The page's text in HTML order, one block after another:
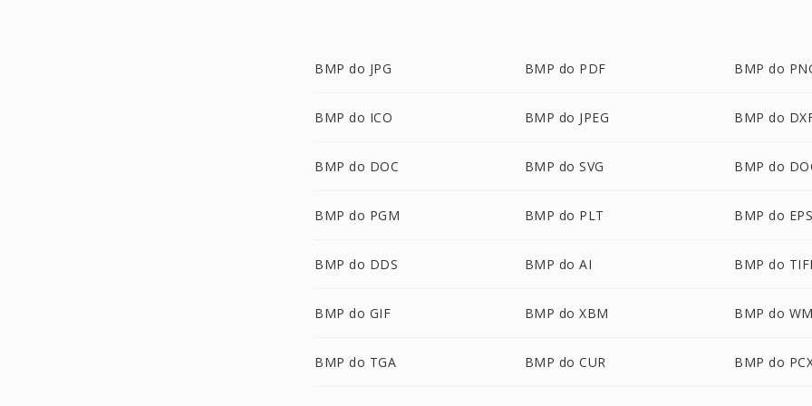
BMP do JPG BMP do PDF BMP do
BMP do ICO BMP do JPEG BMP do
BMP do DOC BMP do SVG BMP do
BMP do PGM BMP do PLT BMP do EPS
BMP do DDS BMP do AI BMP do
BMP do GIF BMP do XBM BMP do
BMP do TGA BMP do CUR BMP do